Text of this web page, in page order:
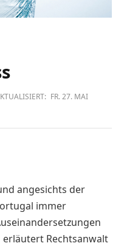
FR. 27. MAI
angesichts der
immer
erläutert Rechtsanwalt